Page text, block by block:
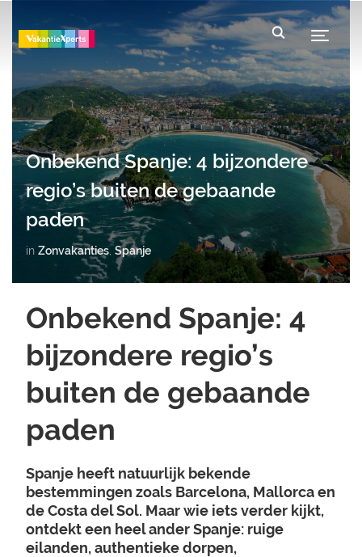
Onbekend Spanje: 4 bijzondere
regio’s buiten de gebaande
paden
in Zonvakanties, Spanje
Onbekend Spanje: 4
bijzondere regio’s
buiten de gebaande
paden
Spanje heeft natuurlijk bekende
bestemmingen zoals Barcelona, Mallorca en
de Costa del Sol. Maar wie iets verder kijkt,
ontdekt een heel ander Spanje: ruige
eilanden, authentieke dorpen,